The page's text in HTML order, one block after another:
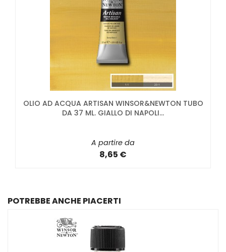
OLIO AD ACQUA ARTISAN WINSOR&NEWTON TUBO
DA 37 ML. GIALLO DI NAPOLI...
A partire da
8,65 €
POTREBBE ANCHE PIACERTI